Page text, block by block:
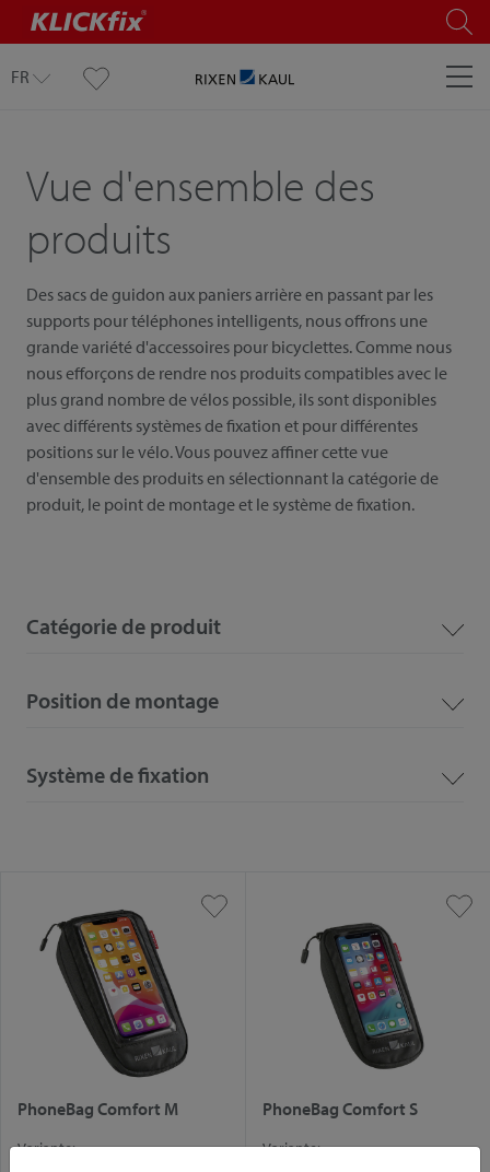
FR
Vue d'ensemble des
produits
Des sacs de guidon aux paniers arrière en passant par les
supports pour téléphones intelligents, nous offrons une
grande variété d'accessoires pour bicyclettes. Comme nous
nous efforçons de rendre nos produits compatibles avec le
plus grand nombre de vélos possible, ils sont disponibles
avec différents systèmes de fixation et pour différentes
positions sur le vélo. Vous pouvez affiner cette vue
d'ensemble des produits en sélectionnant la catégorie de
produit, le point de montage et le système de fixation.
Catégorie de produit
Position de montage
Système de fixation
PhoneBag Comfort M
Variante:
PhoneBag Comfort S
Variante: